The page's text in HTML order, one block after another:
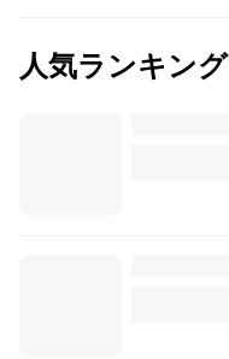
人気ランキング